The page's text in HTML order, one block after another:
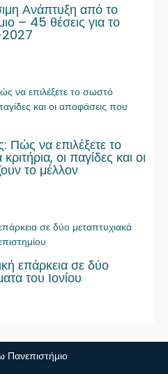
Ανάπτυξη από το
– 45 θέσεις για το
2027
Πώς να επιλέξετε το
οι παγίδες και οι
το μέλλον
επάρκεια σε δύο
του Ιονίου